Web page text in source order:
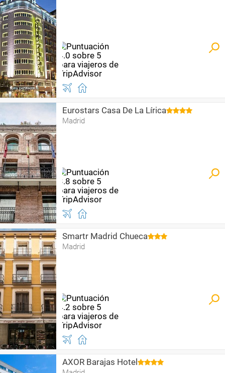
Eurostars Casa De La Lírica
Madrid
Smartr Madrid Chueca
Madrid
AXOR Barajas Hotel